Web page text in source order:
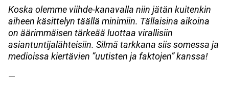
Koska olemme viihde-kanavalla niin jätän kuitenkin
aiheen käsittelyn täällä minimiin. Tällaisina aikoina
on äärimmäisen tärkeää luottaa virallisiin
asiantuntijalähteisiin. Silmä tarkkana siis somessa ja
medioissa kiertävien ”uutisten ja faktojen” kanssa!
—